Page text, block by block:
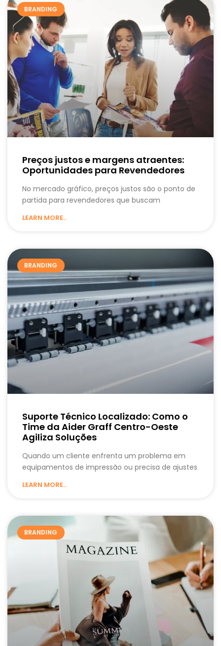
BRANDING
Preços justos e margens atraentes:
Oportunidades para Revendedores
No mercado gráfico, preços justos são o ponto de
partida para revendedores que buscam
LEARN MORE..
BRANDING
Suporte Técnico Localizado: Como o
Time da Aider Graff Centro-Oeste
Agiliza Soluções
Quando um cliente enfrenta um problema em
equipamentos de impressão ou precisa de ajustes
LEARN MORE..
BRANDING